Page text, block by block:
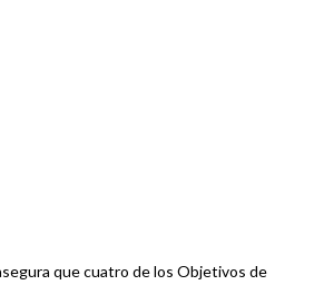
que cuatro de los Objetivos de